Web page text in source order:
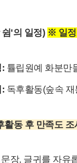
'의 일정) ※ 일
: 튤립원예 화분만
: 독후활동(숲속 재
활동 후 만족도 조
장, 글귀를 자유